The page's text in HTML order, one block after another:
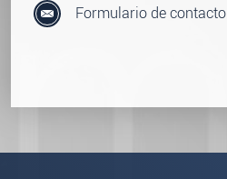
Formulario de contacto